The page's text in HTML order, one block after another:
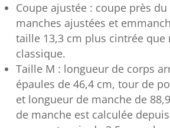
Coupe ajustée : coupe près du
manches ajustées et
taille 13,3 cm plus cintrée que
classique.
Taille M : longueur de corps
épaules de 46,4 cm, tour de
et longueur de manche de
de manche est calculée